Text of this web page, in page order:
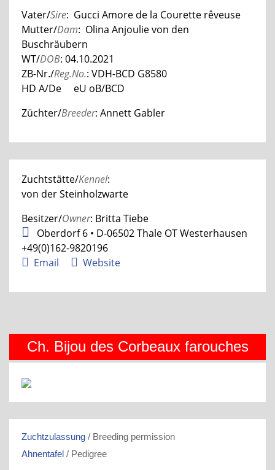
Vater/Sire: Gucci Amore de la Courette rêveuse
Mutter/Dam: Olina Anjoulie von den
Buschräubern
WT/DOB: 04.10.2021
ZB-Nr./Reg.No.: VDH-BCD G8580
HD A/De eU oB/BCD
Züchter/Breeder: Annett Gabler
Zuchtstätte/Kennel:
von der Steinholzwarte
Besitzer/Owner: Britta Tiebe
Oberdorf 6 • D-06502 Thale OT Westerhausen
+49(0)162-9820196
Email
Website
Ch. Bijou des Corbeaux farouches
Zuchtzulassung / Breeding permission
Ahnentafel / Pedigree